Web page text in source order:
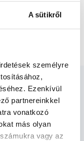
A sütikről
személyre
Ezenkívül
partnereinkkel
vonatkozó
más olyan
vagy az